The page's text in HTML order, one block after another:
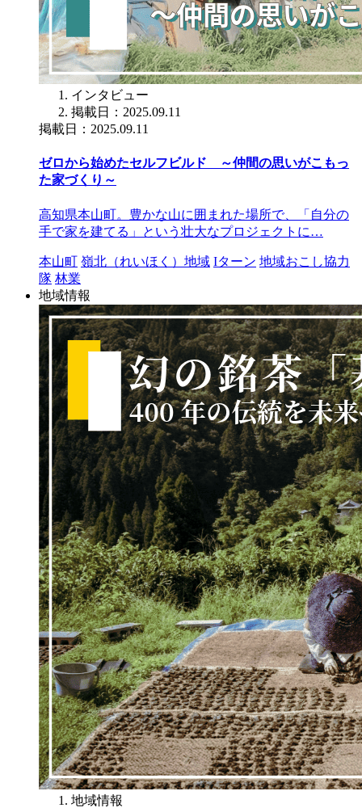
インタビュー
掲載日：2025.09.11
掲載日：2025.09.11
ゼロから始めたセルフビルド ～仲間の思いがこもっ
た家づくり～
高知県本山町。豊かな山に囲まれた場所で、「自分の
手で家を建てる」という壮大なプロジェクトに…
本山町 嶺北（れいほく）地域 Iターン 地域おこし協力
隊 林業
地域情報
地域情報